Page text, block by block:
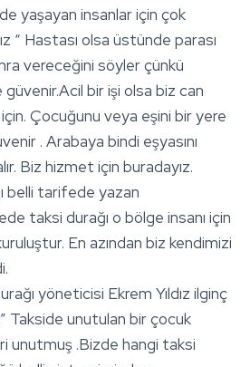
yaşayan insanlar için çok
“ Hastası olsa üstünde parası
vereceğini söyler çünkü
bir işi olsa biz can
Çocuğunu veya eşini bir yere
. Arabaya bindi eşyasını
Biz hizmet için buradayız.
belli tarifede yazan
taksi durağı o bölge insanı için
En azından biz kendimizi
yöneticisi Ekrem Yıldız ilginç
Takside unutulan bir çocuk
unutmuş .Bizde hangi taksi